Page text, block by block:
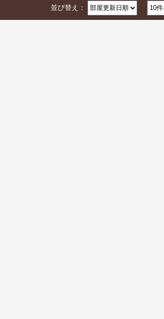
並び替え：